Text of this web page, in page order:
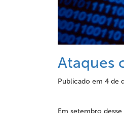
Ataques
Publicado em4 de